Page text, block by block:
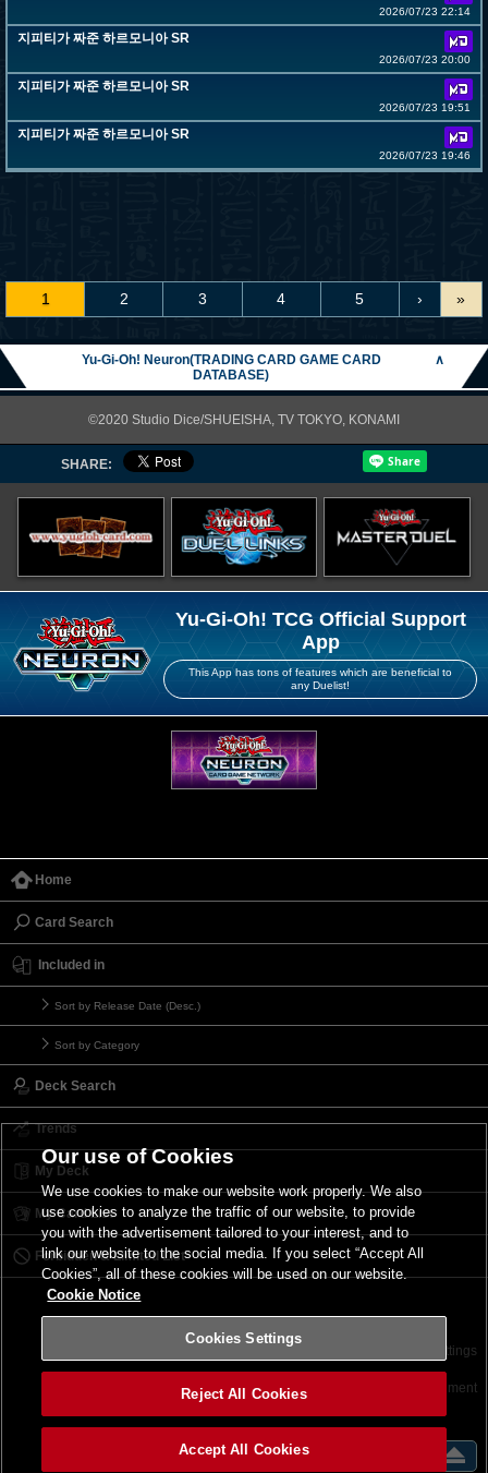
2026/07/23 22:14
지피티가 짜준 하르모니아 SR
2026/07/23 20:00
지피티가 짜준 하르모니아 SR
2026/07/23 19:51
지피티가 짜준 하르모니아 SR
2026/07/23 19:46
1 2 3 4 5 › »
Yu-Gi-Oh! Neuron(TRADING CARD GAME CARD
DATABASE)
∧
©2020 Studio Dice/SHUEISHA, TV TOKYO, KONAMI
SHARE:
Yu-Gi-Oh! TCG Official Support
App
This App has tons of features which are beneficial to
any Duelist!
Home
Card Search
Included in
Sort by Release Date (Desc.)
Sort by Category
Deck Search
Trends
My Deck
My Card List
Forbidden & Limited List
Terms of Use Cookies Settings
©2026 Konami Digital Entertainment
Our use of Cookies
We use cookies to make our website work properly. We also
use cookies to analyze the traffic of our website, to provide
you with the advertisement tailored to your interest, and to
link our website to the social media. If you select “Accept All
Cookies”, all of these cookies will be used on our website.
Cookie Notice
Cookies Settings
Reject All Cookies
Accept All Cookies